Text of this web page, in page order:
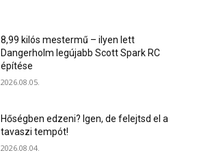
8,99 kilós mestermű – ilyen lett
Dangerholm legújabb Scott Spark RC
építése
2026.08.05.
Hőségben edzeni? Igen, de felejtsd el a
tavaszi tempót!
2026.08.04.